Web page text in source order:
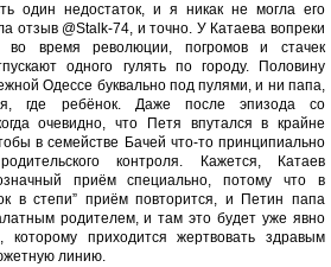
один недостаток, и я никак не могла его
отзыв @Stalk-74, и точно. У Катаева вопреки
во время революции, погромов и стачек
одного гулять по городу. Половину
Одессе буквально под пулями, и ни папа,
где ребёнок. Даже после эпизода со
очевидно, что Петя впутался в крайне
в семействе Бачей что-то принципиально
контроля. Кажется, Катаев
приём специально, потому что в
в степи” приём повторится, и Петин папа
родителем, и там это будет уже явно
приходится жертвовать здравым
линию.